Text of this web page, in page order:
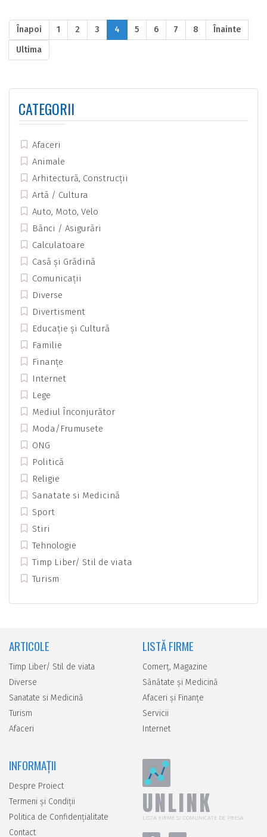
Înapoi 1 2 3 4 5 6 7 8
Înainte
Ultima
CATEGORII
Afaceri
Animale
Arhitectură, Construcții
Artă / Cultura
Auto, Moto, Velo
Bănci / Asigurări
Calculatoare
Casă și Grădină
Comunicații
Diverse
Divertisment
Educație și Cultură
Familie
Finanțe
Internet
Lege
Mediul Înconjurător
Moda/Frumusete
ONG
Politică
Religie
Sanatate si Medicină
Sport
Stiri
Tehnologie
Timp Liber/ Stil de viata
Turism
ARTICOLE
Timp Liber/ Stil de viata
Diverse
Sanatate si Medicină
Turism
Afaceri
LISTĂ FIRME
Comerţ, Magazine
Sănătate şi Medicină
Afaceri şi Finanţe
Servicii
Internet
INFORMAȚII
Despre Proiect
Termeni și Condiții
Politica de Confidențialitate
Contact
UNLINK
LISTA FIRME SI COMUNICATE DE PRESA